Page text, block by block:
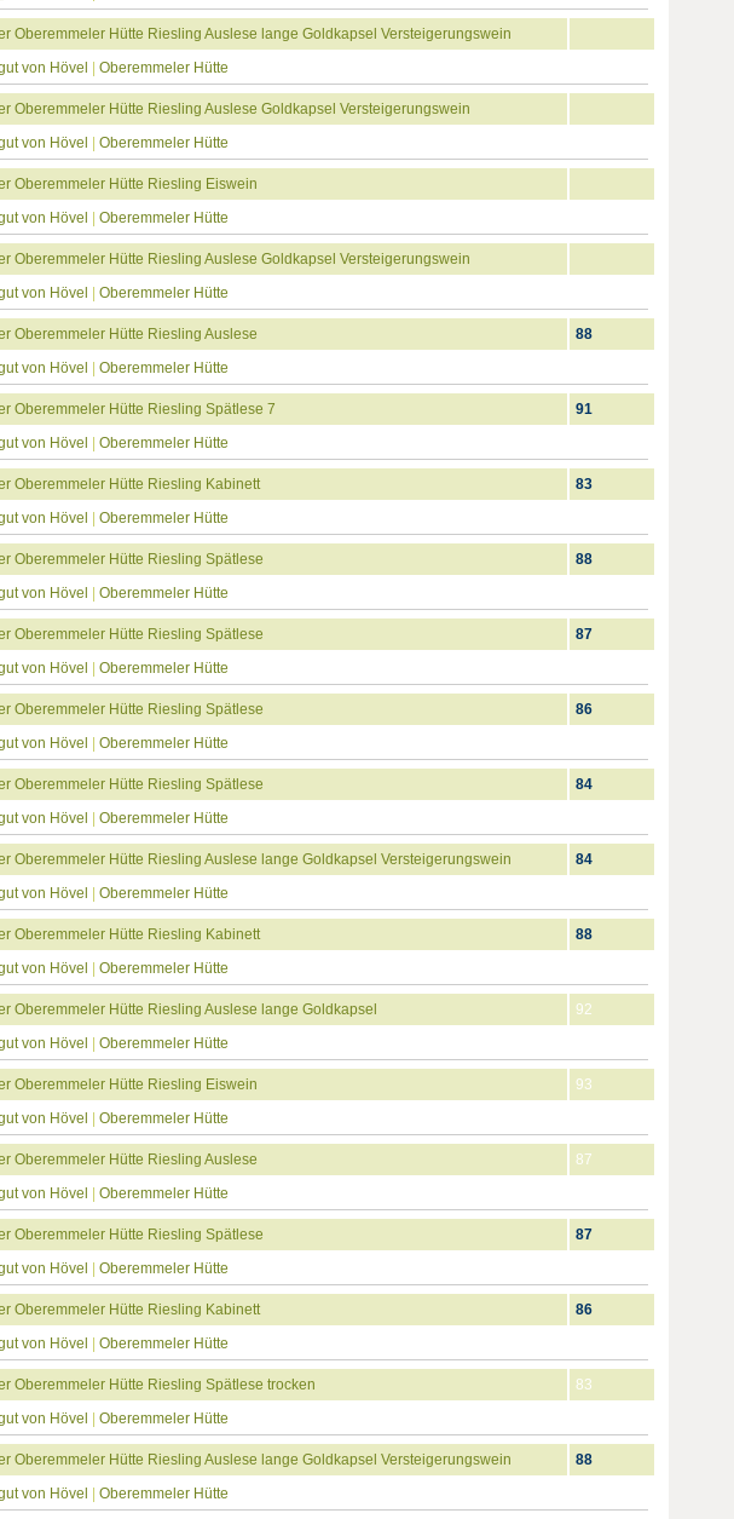
Oberemmeler Hütte Riesling Auslese lange Goldkapsel Versteigerungswein
von Hövel
Oberemmeler Hütte
Oberemmeler Hütte Riesling Auslese Goldkapsel Versteigerungswein
von Hövel
Oberemmeler Hütte
Oberemmeler Hütte Riesling Eiswein
von Hövel
Oberemmeler Hütte
Oberemmeler Hütte Riesling Auslese Goldkapsel Versteigerungswein
von Hövel
Oberemmeler Hütte
Oberemmeler Hütte Riesling Auslese
88
von Hövel
Oberemmeler Hütte
Oberemmeler Hütte Riesling Spätlese 7
91
von Hövel
Oberemmeler Hütte
Oberemmeler Hütte Riesling Kabinett
83
von Hövel
Oberemmeler Hütte
Oberemmeler Hütte Riesling Spätlese
88
von Hövel
Oberemmeler Hütte
Oberemmeler Hütte Riesling Spätlese
87
von Hövel
Oberemmeler Hütte
Oberemmeler Hütte Riesling Spätlese
86
von Hövel
Oberemmeler Hütte
Oberemmeler Hütte Riesling Spätlese
84
von Hövel
Oberemmeler Hütte
Oberemmeler Hütte Riesling Auslese lange Goldkapsel Versteigerungswein
84
von Hövel
Oberemmeler Hütte
Oberemmeler Hütte Riesling Kabinett
88
von Hövel
Oberemmeler Hütte
Oberemmeler Hütte Riesling Auslese lange Goldkapsel
92
von Hövel
Oberemmeler Hütte
Oberemmeler Hütte Riesling Eiswein
93
von Hövel
Oberemmeler Hütte
Oberemmeler Hütte Riesling Auslese
87
von Hövel
Oberemmeler Hütte
Oberemmeler Hütte Riesling Spätlese
87
von Hövel
Oberemmeler Hütte
Oberemmeler Hütte Riesling Kabinett
86
von Hövel
Oberemmeler Hütte
Oberemmeler Hütte Riesling Spätlese trocken
83
von Hövel
Oberemmeler Hütte
Oberemmeler Hütte Riesling Auslese lange Goldkapsel Versteigerungswein
88
von Hövel
Oberemmeler Hütte